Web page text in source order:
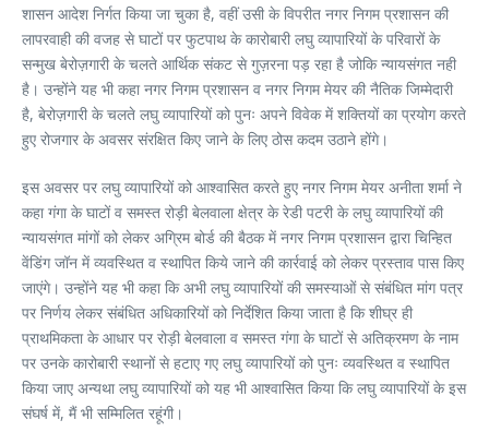
शासन आदेश निर्गत किया जा चुका है, वहीं उसी के विपरीत नगर निगम प्रशासन की
लापरवाही की वजह से घाटों पर फुटपाथ के कारोबारी लघु व्यापारियों के परिवारों के
सन्मुख बेरोज़गारी के चलते आर्थिक संकट से गुज़रना पड़ रहा है जोकि न्यायसंगत नही
है। उन्होंने यह भी कहा नगर निगम प्रशासन व नगर निगम मेयर की नैतिक जिम्मेदारी
है, बेरोज़गारी के चलते लघु व्यापारियों को पुनः अपने विवेक में शक्तियों का प्रयोग करते
हुए रोजगार के अवसर संरक्षित किए जाने के लिए ठोस कदम उठाने होंगे।
इस अवसर पर लघु व्यापारियों को आश्वासित करते हुए नगर निगम मेयर अनीता शर्मा ने
कहा गंगा के घाटों व समस्त रोड़ी बेलवाला क्षेत्र के रेडी पटरी के लघु व्यापारियों की
न्यायसंगत मांगों को लेकर अग्रिम बोर्ड की बैठक में नगर निगम प्रशासन द्वारा चिन्हित
वेंडिंग जॉन में व्यवस्थित व स्थापित किये जाने की कार्रवाई को लेकर प्रस्ताव पास किए
जाएंगे। उन्होंने यह भी कहा कि अभी लघु व्यापारियों की समस्याओं से संबंधित मांग पत्र
पर निर्णय लेकर संबंधित अधिकारियों को निर्देशित किया जाता है कि शीघ्र ही
प्राथमिकता के आधार पर रोड़ी बेलवाला व समस्त गंगा के घाटों से अतिक्रमण के नाम
पर उनके कारोबारी स्थानों से हटाए गए लघु व्यापारियों को पुनः व्यवस्थित व स्थापित
किया जाए अन्यथा लघु व्यापारियों को यह भी आश्वासित किया कि लघु व्यापारियों के इस
संघर्ष में, मैं भी सम्मिलित रहूंगी।